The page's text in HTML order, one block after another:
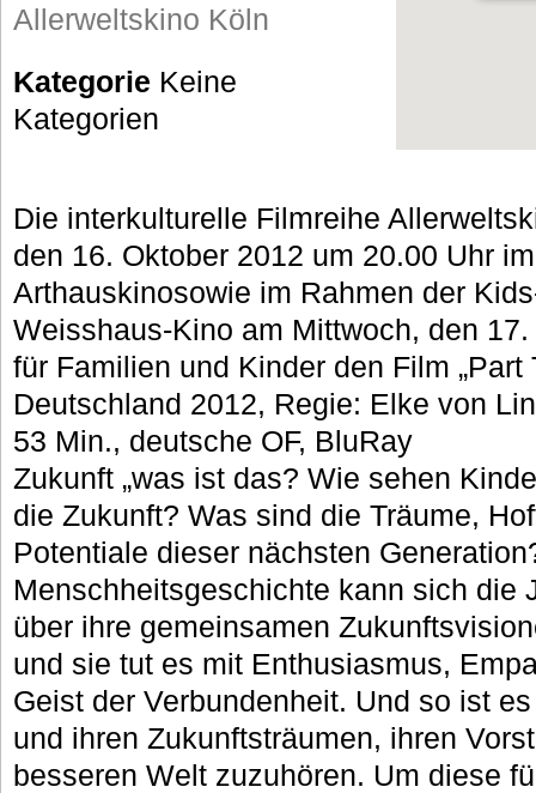
Allerweltskino Köln
Kategorie Keine
Kategorien
Die interkulturelle Filmreihe
den 16. Oktober 2012 um 20.00 Uhr
Arthauskinosowie im Rahmen der
Weisshaus-Kino am Mittwoch, den
für Familien und Kinder den Film „Part
Deutschland 2012, Regie: Elke von
53 Min., deutsche OF, BluRay
Zukunft „was ist das? Wie sehen
die Zukunft? Was sind die Träume,
Potentiale dieser nächsten
Menschheitsgeschichte kann sich die
über ihre gemeinsamen
und sie tut es mit Enthusiasmus,
Geist der Verbundenheit. Und so ist
und ihren Zukunftsträumen, ihren
besseren Welt zuzuhören. Um diese